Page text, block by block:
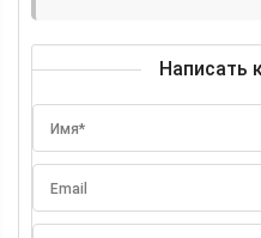
Написать
Имя*
Email